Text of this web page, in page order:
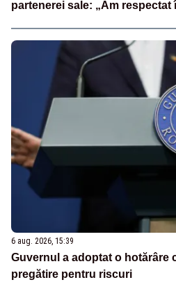
partenerei sale: „Am respectat
6 aug. 2026, 15:39
Guvernul a adoptat o hotărâre
pregătire pentru riscuri